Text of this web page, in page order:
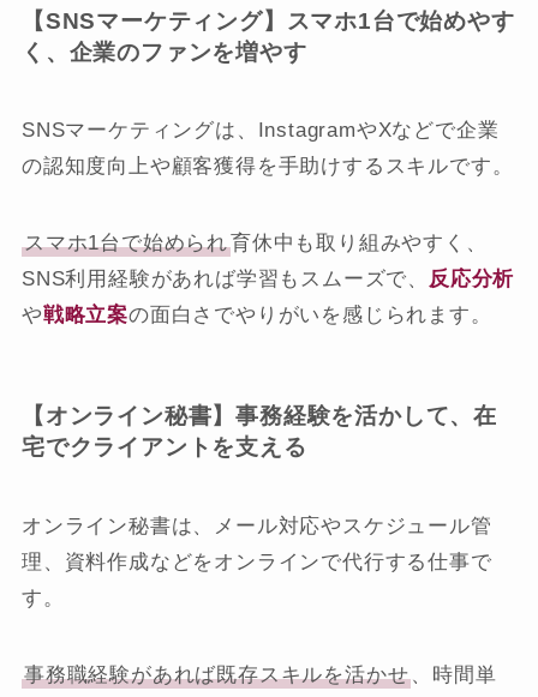
【SNSマーケティング】スマホ1台で始めやす
く、企業のファンを増やす
SNSマーケティングは、InstagramやXなどで企業
の認知度向上や顧客獲得を手助けするスキルです。
スマホ1台で始められ育休中も取り組みやすく、
SNS利用経験があれば学習もスムーズで、 反応分析
や戦略立案の面白さでやりがいを感じられます。
【オンライン秘書】事務経験を活かして、在
宅でクライアントを支える
オンライン秘書は、メール対応やスケジュール管
理、資料作成などをオンラインで代行する仕事で
す。
事務職経験があれば既存スキルを活かせ、時間単